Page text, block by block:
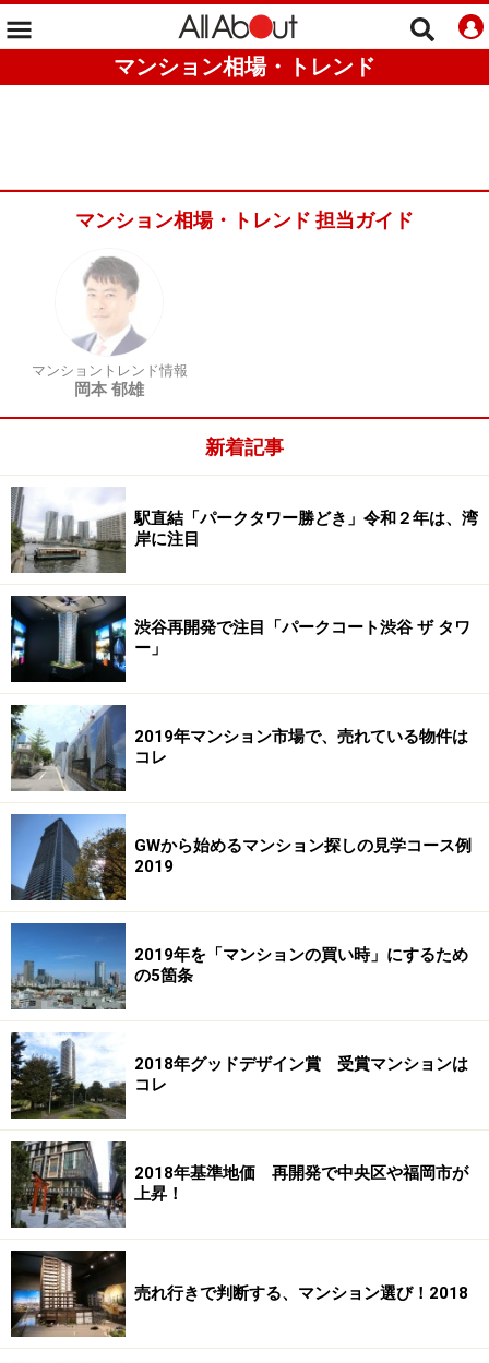
マンション相場・トレンド
マンション相場・トレンド 担当ガイド
マンショントレンド情報
岡本 郁雄
新着記事
駅直結「パークタワー勝どき」令和２年は、湾
岸に注目
渋谷再開発で注目「パークコート渋谷 ザ タワ
ー」
2019年マンション市場で、売れている物件は
コレ
GWから始めるマンション探しの見学コース例
2019
2019年を「マンションの買い時」にするため
の5箇条
2018年グッドデザイン賞 受賞マンションは
コレ
2018年基準地価 再開発で中央区や福岡市が
上昇！
売れ行きで判断する、マンション選び！2018